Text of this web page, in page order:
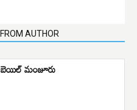
AUTHOR
మంజూరు